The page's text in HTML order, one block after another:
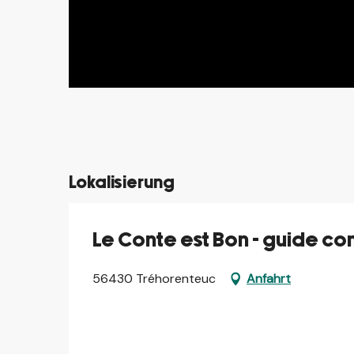
©
Lokalisierung
Le Conte est Bon - guide
56430 Tréhorenteuc Anfahrt